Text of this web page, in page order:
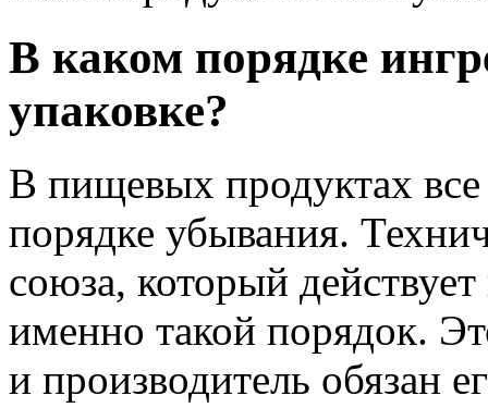
В каком порядке
упаковке?
В пищевых продуктах
порядке убывания.
союза, который
именно такой порядок.
и производитель обязан